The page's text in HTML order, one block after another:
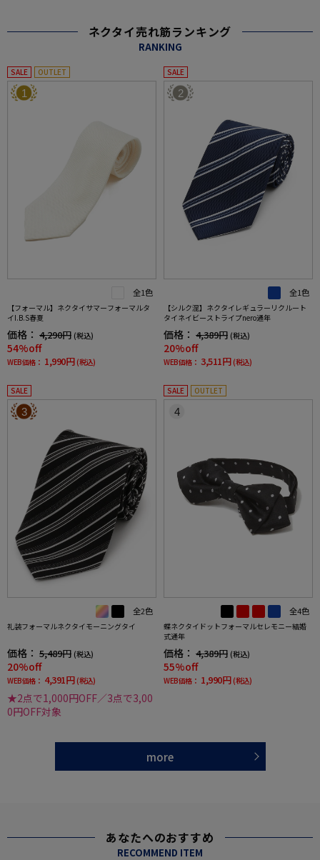
ネクタイ売れ筋ランキング
RANKING
SALE OUTLET
1
全1色
【フォーマル】ネクタイサマーフォーマルタ
イI.B.S春夏
価格： 4,290円 (税込)
54%off
WEB価格： 1,990円 (税込)
SALE
2
全1色
【シルク混】ネクタイレギュラーリクルート
タイネイビーストライプnero通年
価格： 4,389円 (税込)
20%off
WEB価格： 3,511円 (税込)
SALE
3
全2色
礼装フォーマルネクタイモーニングタイ
価格： 5,489円 (税込)
20%off
WEB価格： 4,391円 (税込)
★2点で1,000円OFF／3点で3,00
0円OFF対象
SALE OUTLET
4
全4色
蝶ネクタイドットフォーマルセレモニー結婚
式通年
価格： 4,389円 (税込)
55%off
WEB価格： 1,990円 (税込)
more
あなたへのおすすめ
RECOMMEND ITEM